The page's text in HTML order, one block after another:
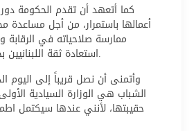
كما أتعهد أن تقدم الحكومة
أعمالها باستمرار، من أجل
ممارسة صلاحياته في الرقابة
استعادة ثقة اللبنانيين بحكومتهم ودولتهم.
وأتمنى أن نصل قريباً إلى اليوم
الشباب هي الوزارة السيادية
حقيبتها، لأنني عندها سيكتمل